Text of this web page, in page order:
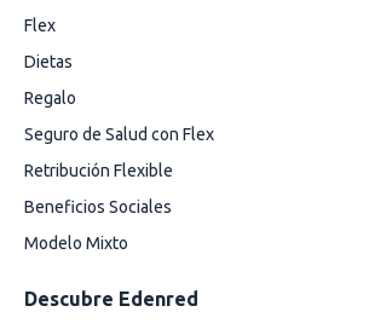
Flex
Dietas
Regalo
Seguro de Salud con Flex
Retribución Flexible
Beneficios Sociales
Modelo Mixto
Descubre Edenred